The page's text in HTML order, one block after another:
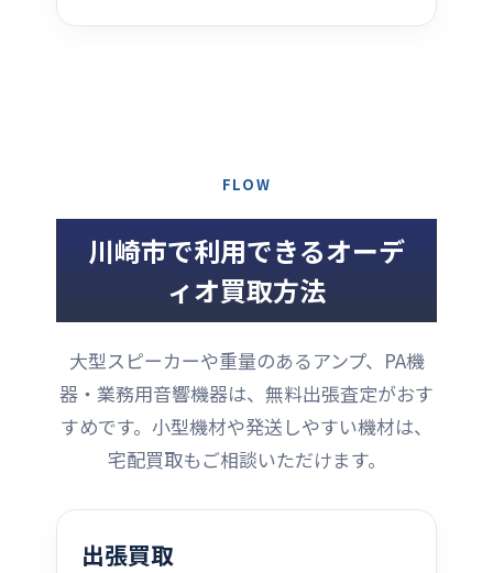
FLOW
川崎市で利用できるオーデ
ィオ買取方法
大型スピーカーや重量のあるアンプ、PA機
器・業務用音響機器は、無料出張査定がおす
すめです。小型機材や発送しやすい機材は、
宅配買取もご相談いただけます。
出張買取